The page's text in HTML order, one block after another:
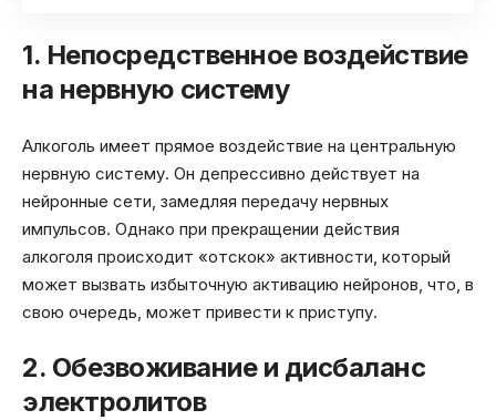
1. Непосредственное воздействие
на нервную систему
Алкоголь имеет прямое воздействие на центральную
нервную систему. Он депрессивно действует на
нейронные сети, замедляя передачу нервных
импульсов. Однако при прекращении действия
алкоголя происходит «отскок» активности, который
может вызвать избыточную активацию нейронов, что, в
свою очередь, может привести к приступу.
2. Обезвоживание и дисбаланс
электролитов